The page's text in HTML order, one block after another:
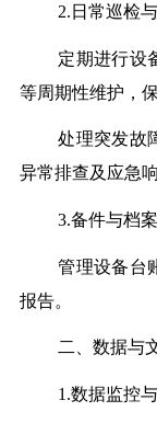
2.日常巡检
定期进行设
等周期性维护，
处理突发故
异常排查及应急响
3.备件与档
管理设备台
报告。
二、数据与
1.数据监控